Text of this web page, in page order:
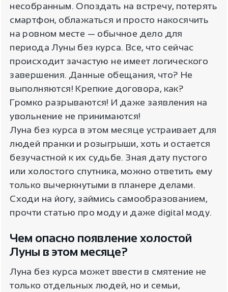
несобранным. Опоздать на встречу, потерять
смартфон, облажаться и просто накосячить
на ровном месте — обычное дело для
периода Луны без курса. Все, что сейчас
происходит зачастую не имеет логического
завершения. Данные обещания, что? Не
выполняются! Крепкие договора, как?
Громко разрываются! И даже заявления на
увольнение не принимаются!
Луна без курса в этом месяце устраивает для
людей пранки и розыгрыши, хоть и остается
безучастной к их судьбе. Зная дату пустого
или холостого спутника, можно ответить ему
только вычеркнутыми в планере делами.
Сходи на йогу, займись самообразованием,
прочти статью про моду и даже digital моду.
Чем опасно появление холостой
Луны в этом месяце?
Луна без курса может ввести в смятение не
только отдельных людей, но и семьи,